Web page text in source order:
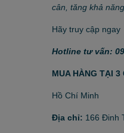
cân, tăng khả
Hãy truy cập ngay
Hotline tư vấn:
MUA HÀNG TẠI
Hồ Chí Minh
Địa chỉ: 166 Đinh